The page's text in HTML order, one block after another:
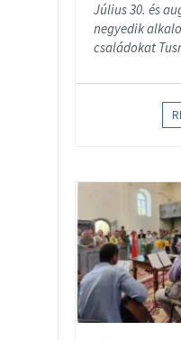
Július 30. és
negyedik
családokat